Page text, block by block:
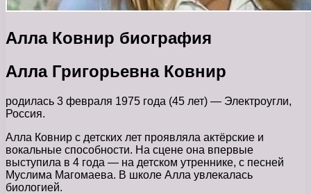
Алла Ковнир биография
Алла Григорьевна Ковнир
родилась 3 февраля 1975 года (45 лет) — Электроугли,
Россия.
Алла Ковнир с детских лет проявляла актёрские и
вокальные способности. На сцене она впервые
выступила в 4 года — на детском утреннике, с песней
Муслима Магомаева. В школе Алла увлекалась
биологией.